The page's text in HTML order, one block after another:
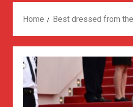
Home Best dressed from